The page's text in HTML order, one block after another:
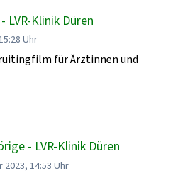
LVR-Klinik Düren
Uhr
für Ärztinnen und
- LVR-Klinik Düren
14:53 Uhr